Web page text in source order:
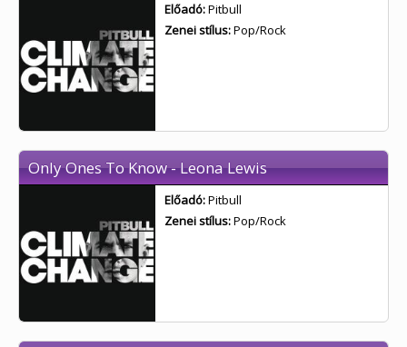
Előadó:Pitbull
Zenei stílus:Pop/Rock
Only Ones To Know - Leona Lewis
Előadó:Pitbull
Zenei stílus:Pop/Rock